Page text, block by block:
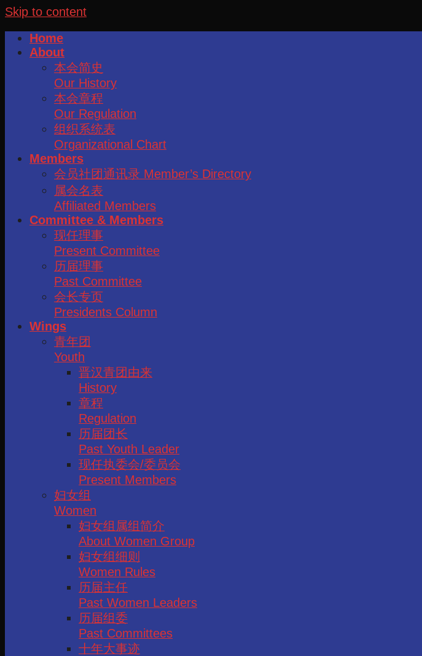
Skip to content
Home
About
本会简史
Our History
本会章程
Our Regulation
组织系统表
Organizational Chart
Members
会员社团通讯录 Member’s Directory
属会名表
Affiliated Members
Committee & Members
现任理事
Present Committee
历届理事
Past Committee
会长专页
Presidents Column
Wings
青年团
Youth
晋汉青团由来
History
章程
Regulation
历届团长
Past Youth Leader
现任执委会/委员会
Present Members
妇女组
Women
妇女组属组简介
About Women Group
妇女组细则
Women Rules
历届主任
Past Women Leaders
历届组委
Past Committees
十年大事迹